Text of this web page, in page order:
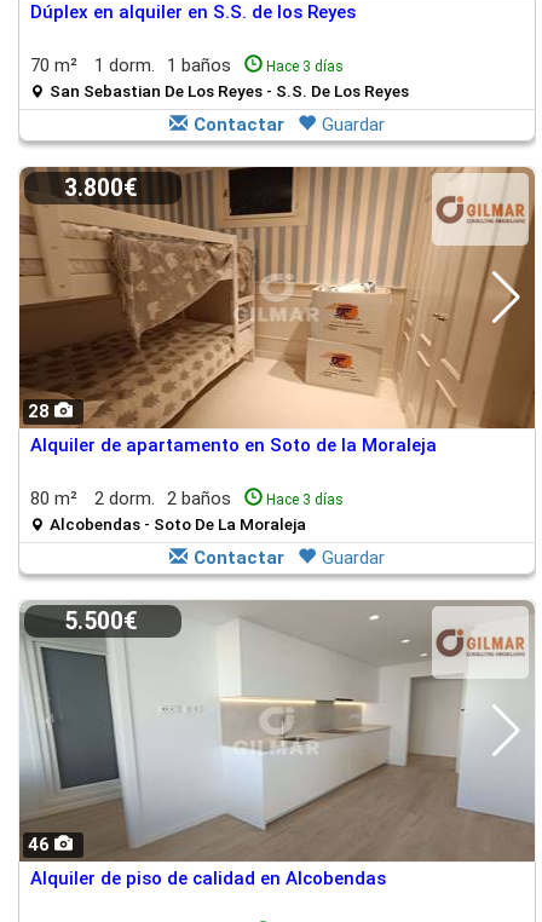
Dúplex en alquiler en S.S. de los Reyes
70 m² 1 dorm. 1 baños Hace 3 días
San Sebastian De Los Reyes - S.S. De Los Reyes
Contactar Guardar
28
3.800€
Alquiler de apartamento en Soto de la Moraleja
80 m² 2 dorm. 2 baños Hace 3 días
Alcobendas - Soto De La Moraleja
Contactar Guardar
46
5.500€
Alquiler de piso de calidad en Alcobendas